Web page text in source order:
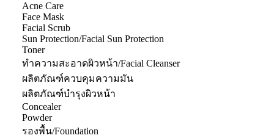
Acne Care
Face Mask
Facial Scrub
Sun Protection/Facial Sun Protection
Toner
ทำความสะอาดผิวหน้า/Facial Cleanser
ผลิตภัณฑ์ควบคุมความมัน
ผลิตภัณฑ์บำรุงผิวหน้า
Concealer
Powder
รองพื้น/Foundation